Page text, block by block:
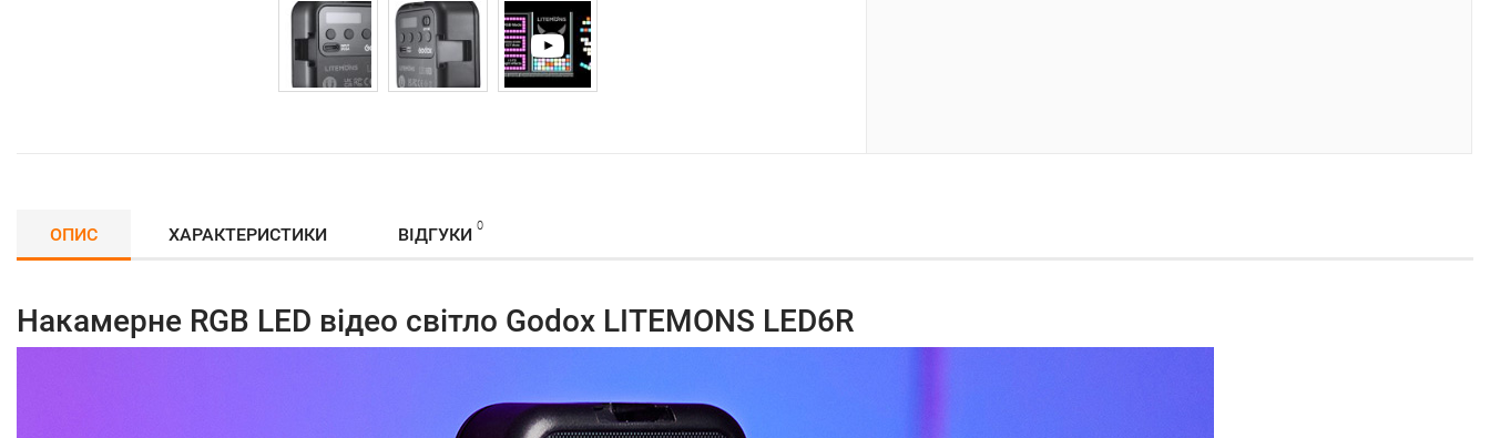
ОПИС ХАРАКТЕРИСТИКИ ВІДГУКИ 0
Накамерне RGB LED відео світло Godox LITEMONS LED6R